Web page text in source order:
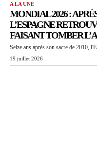
A LA UNE
MONDIAL 2026 :
L’ESPAGNE
FAISANT TOMBER
Seize ans après son sacre de 2010,
19 juillet 2026